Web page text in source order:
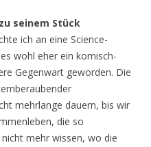
seinem Stück
ich an eine Science-
wohl eher ein komisch-
Gegenwart geworden. Die
mehrlange dauern, bis wir
die so
mehr wissen, wo die